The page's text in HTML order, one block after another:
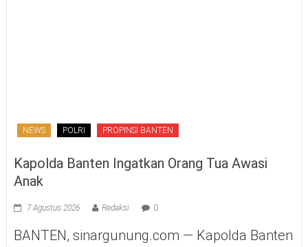
NEWS POLRI PROPINSI BANTEN
Kapolda Banten Ingatkan Orang Tua Awasi
Anak
7 Agustus 2026 Redaksi 0
BANTEN, sinargunung.com — Kapolda Banten